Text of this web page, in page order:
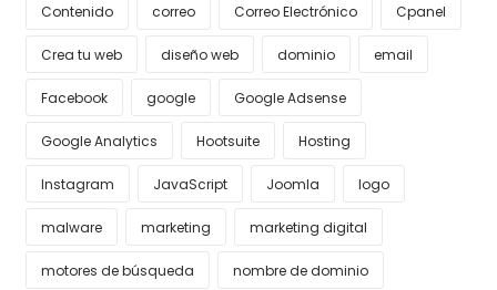
Contenido correo Correo Electrónico Cpanel
Crea tu web diseño web dominio email
Facebook google Google Adsense
Google Analytics Hootsuite Hosting
Instagram JavaScript Joomla logo
malware marketing marketing digital
motores de búsqueda nombre de dominio